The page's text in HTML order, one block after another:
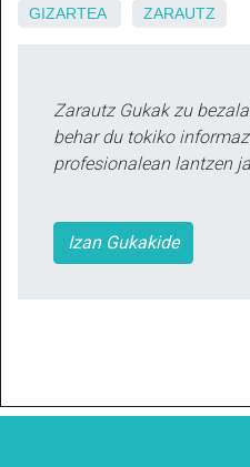
GIZARTEA ZARAUTZ
Zarautz Gukak zu
behar du tokiko
profesionalean lantzen
Izan Gukakide